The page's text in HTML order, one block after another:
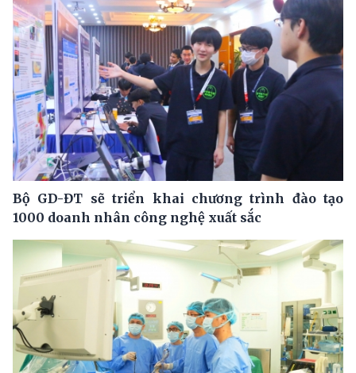
Bộ GD-ĐT sẽ triển khai chương trình đào tạo
1000 doanh nhân công nghệ xuất sắc